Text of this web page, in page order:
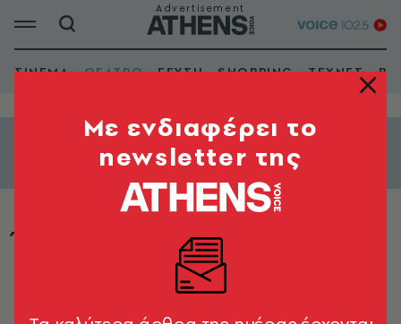
ΣΙΝΕΜΑ ΘΕΑΤΡΟ ΓΕΥΣΗ SHOPPING ΤΕΧΝΕΣ
Εμφάνιση φίλτρων
Mε ενδιαφέρει το
newsletter της